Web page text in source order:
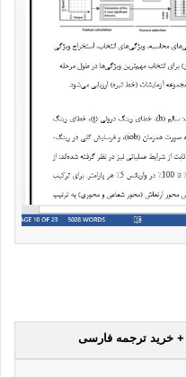
+ خرید ترجمه فارسی